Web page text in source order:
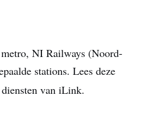
NI Railways (Noord-
stations. Lees deze
van iLink.